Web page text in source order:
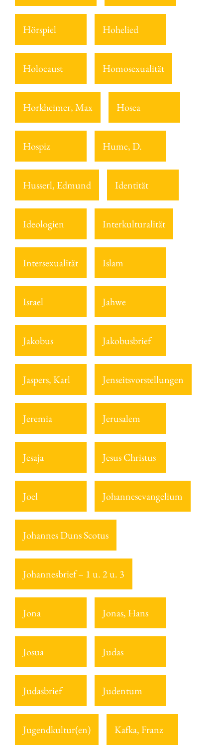
Hörspiel Hohelied
Holocaust Homosexualität
Horkheimer, Max Hosea
Hospiz Hume, D.
Husserl, Edmund Identität
Ideologien Interkulturalität
Intersexualität Islam
Israel Jahwe
Jakobus Jakobusbrief
Jaspers, Karl Jenseitsvorstellungen
Jeremia Jerusalem
Jesaja Jesus Christus
Joel Johannesevangelium
Johannes Duns Scotus
Johannesbrief – 1 u. 2 u. 3
Jona Jonas, Hans
Josua Judas
Judasbrief Judentum
Jugendkultur(en) Kafka, Franz